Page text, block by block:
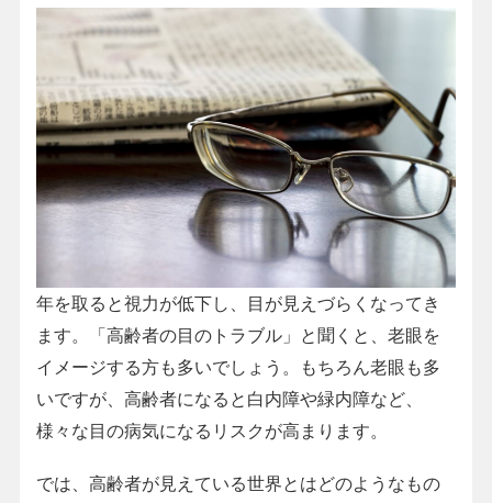
年を取ると視力が低下し、目が見えづらくなってき
ます。「高齢者の目のトラブル」と聞くと、老眼を
イメージする方も多いでしょう。もちろん老眼も多
いですが、高齢者になると白内障や緑内障など、
様々な目の病気になるリスクが高まります。
では、高齢者が見えている世界とはどのようなもの